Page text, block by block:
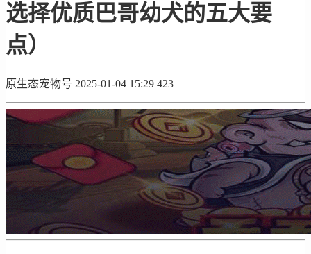
选择优质巴哥幼犬的五大要
点）
原生态宠物号 2025-01-04 15:29 423